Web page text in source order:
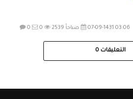
07-09-1431 03:06 صباحاً
0 0 2539
التعليقات 0